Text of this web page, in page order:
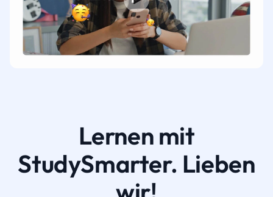
Lernen mit
StudySmarter. Lieben